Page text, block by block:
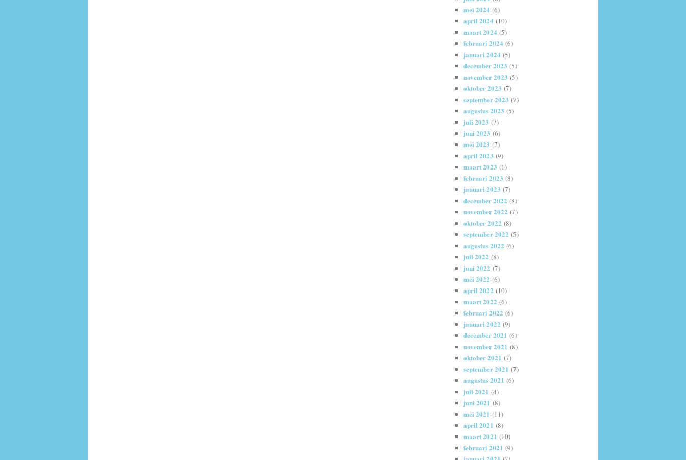
mei 2024 (6)
april 2024 (10)
maart 2024 (5)
februari 2024 (6)
januari 2024 (5)
december 2023 (5)
november 2023 (5)
oktober 2023 (7)
september 2023 (7)
augustus 2023 (5)
juli 2023 (7)
juni 2023 (6)
mei 2023 (7)
april 2023 (9)
maart 2023 (1)
februari 2023 (8)
januari 2023 (7)
december 2022 (8)
november 2022 (7)
oktober 2022 (8)
september 2022 (5)
augustus 2022 (6)
juli 2022 (8)
juni 2022 (7)
mei 2022 (6)
april 2022 (10)
maart 2022 (6)
februari 2022 (6)
januari 2022 (9)
december 2021 (6)
november 2021 (8)
oktober 2021 (7)
september 2021 (7)
augustus 2021 (6)
juli 2021 (4)
juni 2021 (8)
mei 2021 (11)
april 2021 (8)
maart 2021 (10)
februari 2021 (9)